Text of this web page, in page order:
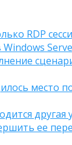
RDP
место
другая
ее